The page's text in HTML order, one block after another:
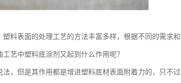
料表面的处理工艺的方法丰富多样，根据不同的需求
艺中塑料底涂剂又起到什么作用呢？
，但是其作用都是增进塑料底材表面附着力的，只不